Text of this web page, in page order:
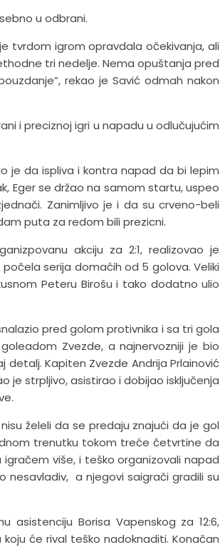
u odbrani.
tvrdom igrom opravdala očekivanja, ali
tri nedelje. Nema opuštanja pred
rekao je Savić odmah nakon
i preciznoj igri u napadu u odlučujućim
je da ispliva i kontra napad da bi lepim
Eger se držao na samom startu, uspeo
Zanimljivo je i da su crveno-beli
puta za redom bili prezicni.
akciju za 2:1, realizovao je
serija domaćih od 5 golova. Veliki
Peteru Birošu i tako dodatno ulio
pred golom protivnika i sa tri gola
Zvezde, a najnervozniji je bio
detalj. Kapiten Zvezde Andrija Prlainović
je strpljivo, asistirao i dobijao isključenja
želeli da se predaju znajući da je gol
trenutku tokom treće četvrtine da
više, i teško organizovali napad
nesavladiv, a njegovi saigrači gradili su
asistenciju Borisa Vapenskog za 12:6,
će rival teško nadoknaditi. Konačan